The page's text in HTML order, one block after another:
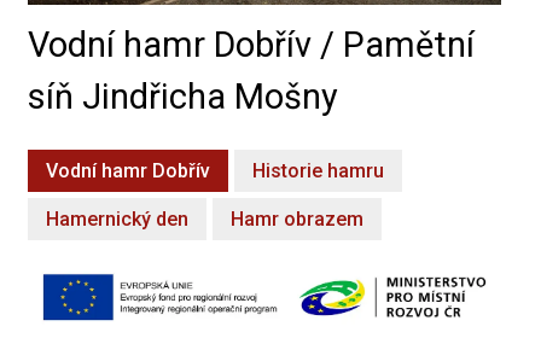
Vodní hamr Dobřív / Pamětní
síň Jindřicha Mošny
Vodní hamr Dobřív Historie hamru
Hamernický den Hamr obrazem